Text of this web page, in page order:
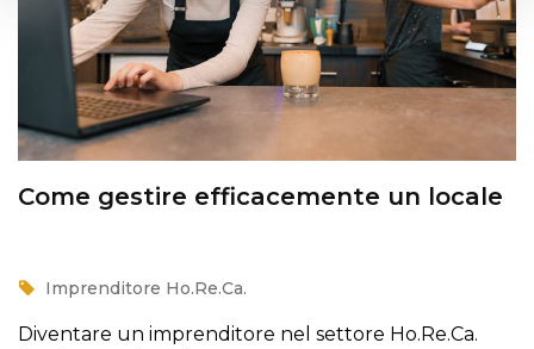
Come gestire efficacemente un locale
Imprenditore Ho.Re.Ca.
Diventare un imprenditore nel settore Ho.Re.Ca.